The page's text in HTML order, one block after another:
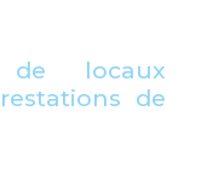
locaux
de